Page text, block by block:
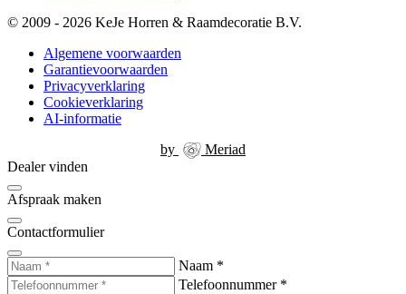
© 2009 - 2026 KeJe Horren & Raamdecoratie B.V.
Algemene voorwaarden
Garantievoorwaarden
Privacyverklaring
Cookieverklaring
AI-informatie
by
Meriad
Dealer vinden
Afspraak maken
Contactformulier
Naam *
Telefoonnummer *